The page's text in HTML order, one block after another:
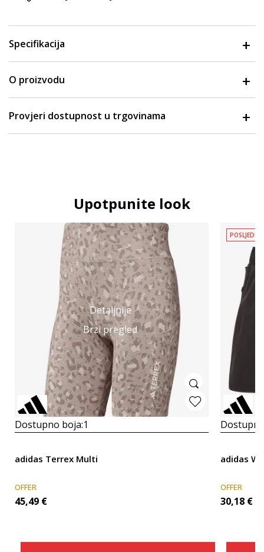
Specifikacija
O proizvodu
Provjeri dostupnost u trgovinama
Upotpunite look
Detaljnije
Brzi pregled
Dostupno boja:1
adidas Terrex Multi
OFFER
45,49 €
adidas W
OFFER
30,18 €